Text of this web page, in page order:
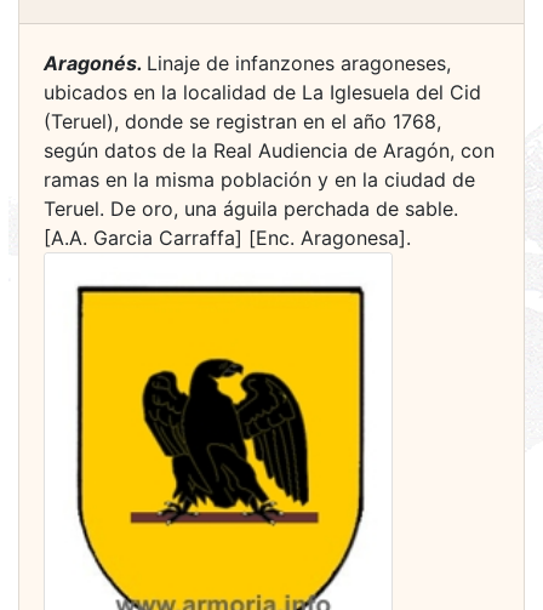
Aragonés. Linaje de infanzones aragoneses,
ubicados en la localidad de La Iglesuela del Cid
(Teruel), donde se registran en el año 1768,
según datos de la Real Audiencia de Aragón, con
ramas en la misma población y en la ciudad de
Teruel. De oro, una águila perchada de sable.
[A.A. Garcia Carraffa] [Enc. Aragonesa].